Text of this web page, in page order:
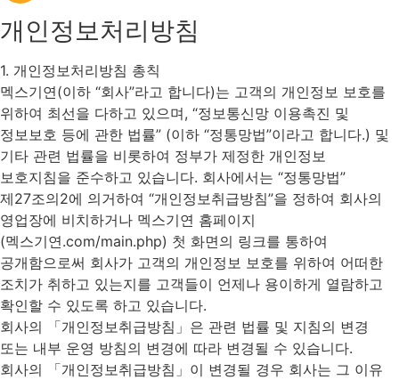
개인정보처리방침
1. 개인정보처리방침 총칙
멕스기연(이하 “회사”라고 합니다)는 고객의 개인정보 보호를
위하여 최선을 다하고 있으며, “정보통신망 이용촉진 및
정보보호 등에 관한 법률” (이하 “정통망법”이라고 합니다.) 및
기타 관련 법률을 비롯하여 정부가 제정한 개인정보
보호지침을 준수하고 있습니다. 회사에서는 “정통망법”
제27조의2에 의거하여 “개인정보취급방침”을 정하여 회사의
영업장에 비치하거나 멕스기연 홈페이지
(멕스기연.com/main.php) 첫 화면의 링크를 통하여
공개함으로써 회사가 고객의 개인정보 보호를 위하여 어떠한
조치가 취하고 있는지를 고객들이 언제나 용이하게 열람하고
확인할 수 있도록 하고 있습니다.
회사의 「개인정보취급방침」은 관련 법률 및 지침의 변경
또는 내부 운영 방침의 변경에 따라 변경될 수 있습니다.
회사의 「개인정보취급방침」이 변경될 경우 회사는 그 이유